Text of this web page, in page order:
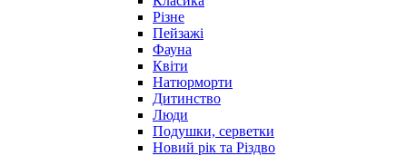
Різне
Пейзажі
Фауна
Квіти
Натюрморти
Дитинство
Люди
Подушки, серветки
Новий рік та Різдво